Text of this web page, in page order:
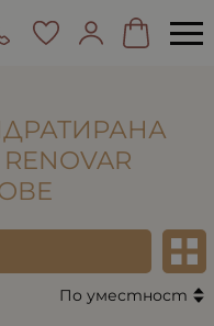
По уместност